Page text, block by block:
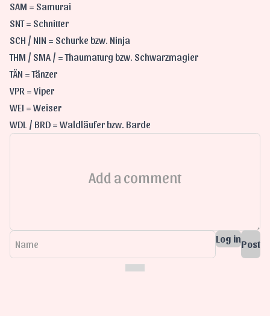
SAM = Samurai
SNT = Schnitter
SCH / NIN = Schurke bzw. Ninja
THM / SMA / = Thaumaturg bzw. Schwarzmagier
TÄN = Tänzer
VPR = Viper
WEI = Weiser
WDL / BRD = Waldläufer bzw. Barde
Log inPost